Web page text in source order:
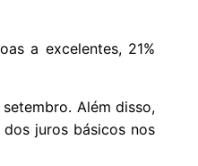
a excelentes, 21%
Além disso,
juros básicos nos